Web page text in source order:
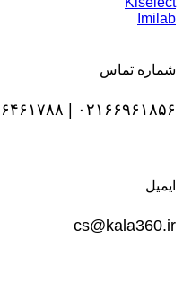
Imilab
شماره تماس
۰۲۱۶۶۹۶۱۸۵۶ | ۰۲۱۶۶۴۶۱۷۸۸
ایمیل
cs@kala360.ir